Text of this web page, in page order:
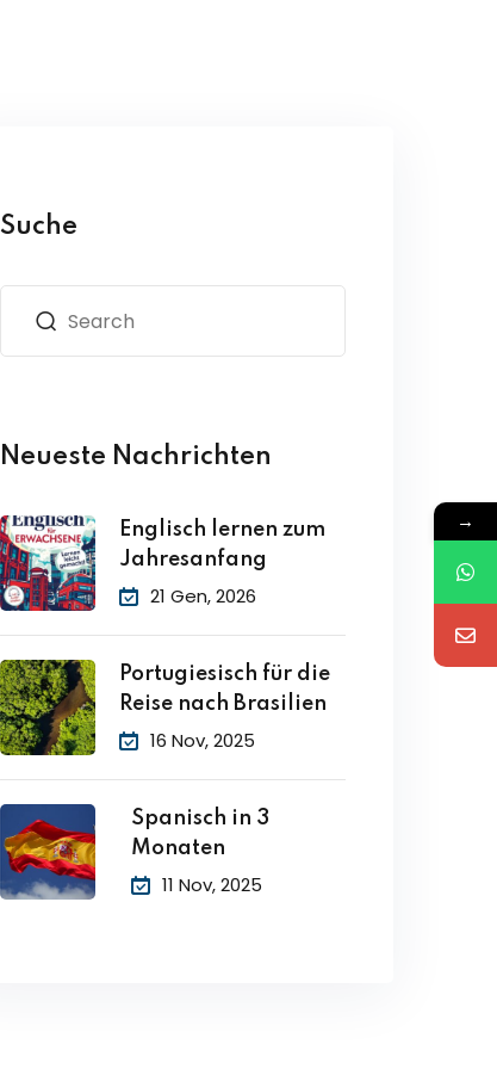
Suche
Neueste Nachrichten
Englisch lernen zum
Jahresanfang
21 Gen, 2026
Portugiesisch für die
Reise nach Brasilien
16 Nov, 2025
Spanisch in 3
Monaten
11 Nov, 2025
→